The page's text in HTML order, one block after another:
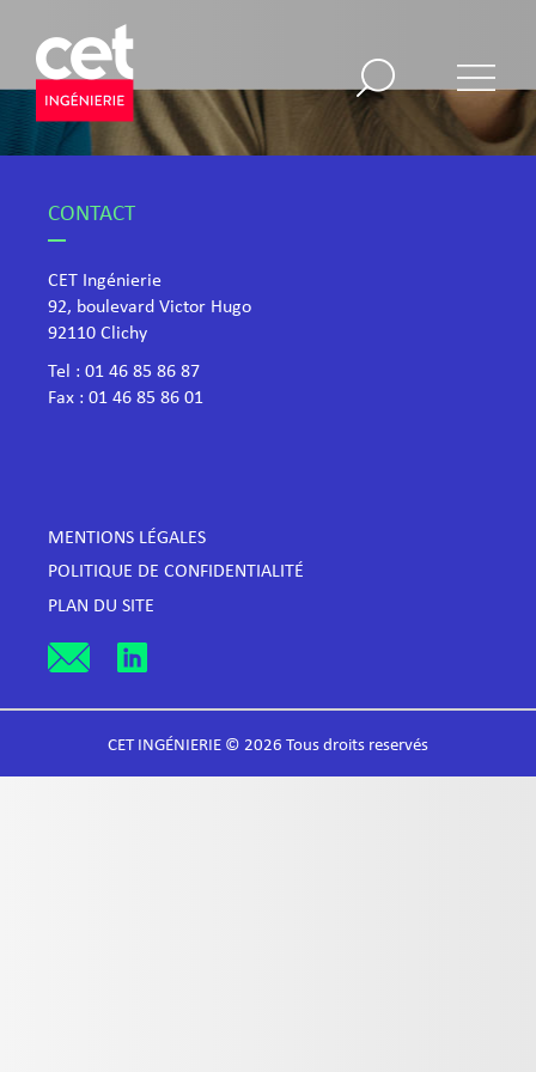
CONTACT
CET Ingénierie
92, boulevard Victor Hugo
​92110 Clichy
Tel : 01 46 85 86 87
Fax : 01 46 85 86 01
MENTIONS LÉGALES
POLITIQUE DE CONFIDENTIALITÉ
PLAN DU SITE
CET INGÉNIERIE © 2026 Tous droits reservés